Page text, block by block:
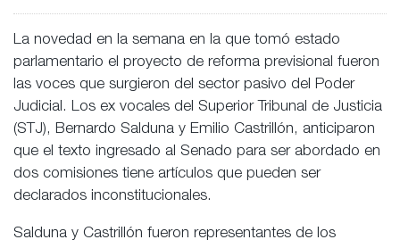
La novedad en la semana en la que tomó estado
parlamentario el proyecto de reforma previsional fueron
las voces que surgieron del sector pasivo del Poder
Judicial. Los ex vocales del Superior Tribunal de Justicia
(STJ), Bernardo Salduna y Emilio Castrillón, anticiparon
que el texto ingresado al Senado para ser abordado en
dos comisiones tiene artículos que pueden ser
declarados inconstitucionales.
Salduna y Castrillón fueron representantes de los